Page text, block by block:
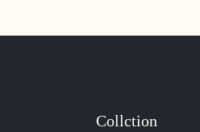
Collction